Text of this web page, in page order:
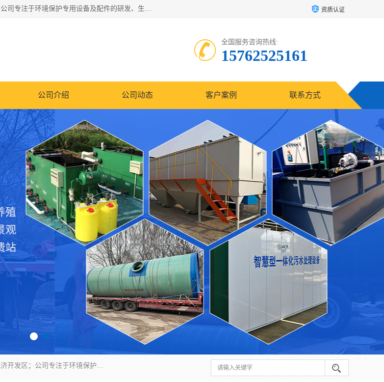
潍坊帝洁环保设备有限公司成立于2019年，位于山东省潍坊市潍城经济开发区；公司专注于环境保护专用设备及配件的研发、生产、安装与销售，同时涉及医用消毒设备、机电设备和仪器仪表的销售。此外，公司提供环保工程施工、环保技术研发与转让、技术服务以及环境工程专项设计服务，致力于为客户提供全面的环保解决方案，助力绿色可持续发展。 资质认证
全国服务咨询热线:
15762525161
公司介绍 公司动态 客户案例 联系方式
潍坊帝洁环保设备有限公司成立于2019年，位于山东省潍坊市潍城经济开发区；公司专注于环境保护专用设备及配件的研发、生产、安装与销售，同时涉及医用消毒设备、机电设备和仪器仪表的销售。此外，公司提供环保工程施工、环保技术研发与转让、技术服务以及环境工程专项设计服务，致力于为客户提供全面的环保解决方案，助力绿色可持续发展。